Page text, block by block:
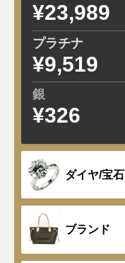
¥23,989
プラチナ
¥9,519
銀
¥326
ダイヤ/宝石
ブランド